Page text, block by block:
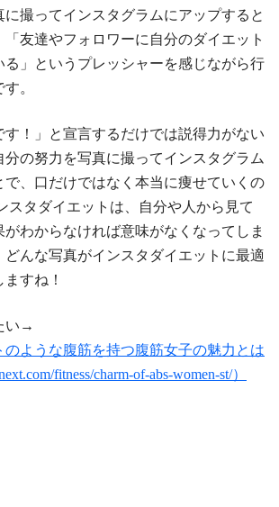
に撮ってインスタグラムにアップすると
友達やフォロワーに自分のダイエット
る」というプレッシャーを感じながら行
。
す！」と宣言するだけでは説得力がない
の努力を写真に撮ってインスタグラム
で、口だけではなく本当に痩せていくの
スタダイエットは、自分や人から見て
がわからなければ意味がなくなってしま
どんな写真がインスタダイエットに最適
すね！
い→
のような腹筋を持つ腹筋女子の魅力とは
fitness/charm-of-abs-women-st/）